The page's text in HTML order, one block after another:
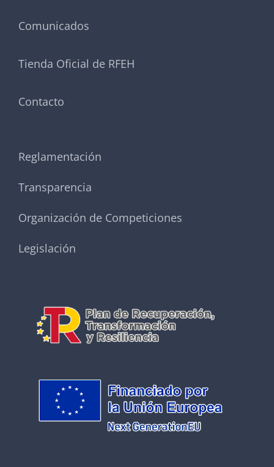
Comunicados
Tienda Oficial de RFEH
Contacto
Reglamentación
Transparencia
Organización de Competiciones
Legislación